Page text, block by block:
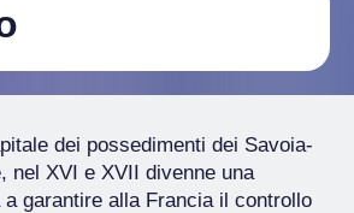
dei possedimenti dei Savoia-
nel XVI e XVII divenne una
garantire alla Francia il controllo